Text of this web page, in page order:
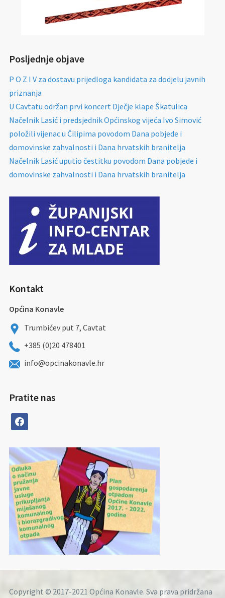
Posljednje objave
P O Z I V za dostavu prijedloga kandidata za dodjelu javnih
priznanja
U Cavtatu održan prvi koncert Dječje klape Škatulica
Načelnik Lasić i predsjednik Općinskog vijeća Ivo Simović
položili vijenac u Čilipima povodom Dana pobjede i
domovinske zahvalnosti i Dana hrvatskih branitelja
Načelnik Lasić uputio čestitku povodom Dana pobjede i
domovinske zahvalnosti i Dana hrvatskih branitelja
Kontakt
Općina Konavle
Trumbićev put 7, Cavtat
+385 (0)20 478401
info@opcinakonavle.hr
Pratite nas
facebook
Copyright © 2017-2021 Općina Konavle. Sva prava pridržana